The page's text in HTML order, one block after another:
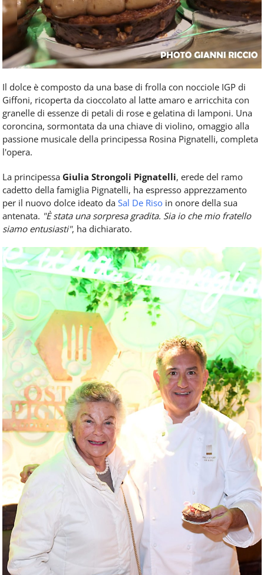
Il dolce è composto da una base di frolla con nocciole IGP di
Giffoni, ricoperta da cioccolato al latte amaro e arricchita con
granelle di essenze di petali di rose e gelatina di lamponi. Una
coroncina, sormontata da una chiave di violino, omaggio alla
passione musicale della principessa Rosina Pignatelli, completa
l'opera.
La principessa Giulia Strongoli Pignatelli, erede del ramo
cadetto della famiglia Pignatelli, ha espresso apprezzamento
per il nuovo dolce ideato da Sal De Riso in onore della sua
antenata. "È stata una sorpresa gradita. Sia io che mio fratello
siamo entusiasti", ha dichiarato.